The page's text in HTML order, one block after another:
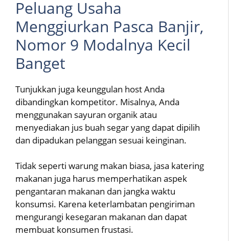
Peluang Usaha
Menggiurkan Pasca Banjir,
Nomor 9 Modalnya Kecil
Banget
Tunjukkan juga keunggulan host Anda
dibandingkan kompetitor. Misalnya, Anda
menggunakan sayuran organik atau
menyediakan jus buah segar yang dapat dipilih
dan dipadukan pelanggan sesuai keinginan.
Tidak seperti warung makan biasa, jasa katering
makanan juga harus memperhatikan aspek
pengantaran makanan dan jangka waktu
konsumsi. Karena keterlambatan pengiriman
mengurangi kesegaran makanan dan dapat
membuat konsumen frustasi.